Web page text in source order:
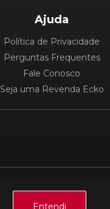
Entendi
Ajuda
Política de Privacidade
Perguntas Frequentes
Fale Conosco
Seja uma Revenda Ecko